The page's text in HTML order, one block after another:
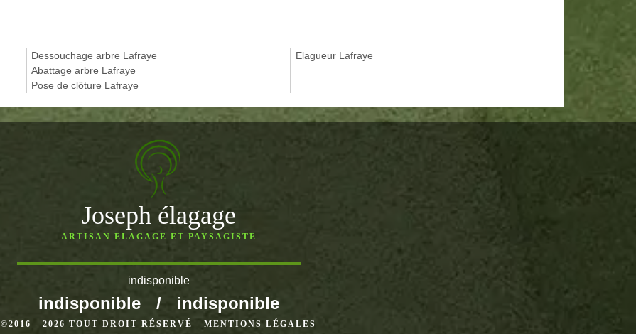
Dessouchage arbre Lafraye
Abattage arbre Lafraye
Pose de clôture Lafraye
Elagueur Lafraye
Joseph élagage
ARTISAN ELAGAGE ET PAYSAGISTE
indisponible
indisponible / indisponible
©2016 - 2026 TOUT DROIT RÉSERVÉ - MENTIONS LÉGALES